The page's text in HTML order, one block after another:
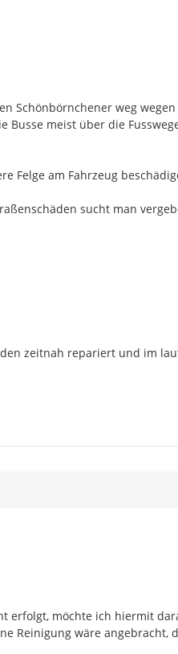
Schönbörnchener weg
Busse meist über die
Felge am Fahrzeug
sucht man
zeitnah repariert und im
erfolgt, möchte ich hiermit
Reinigung wäre angebracht,